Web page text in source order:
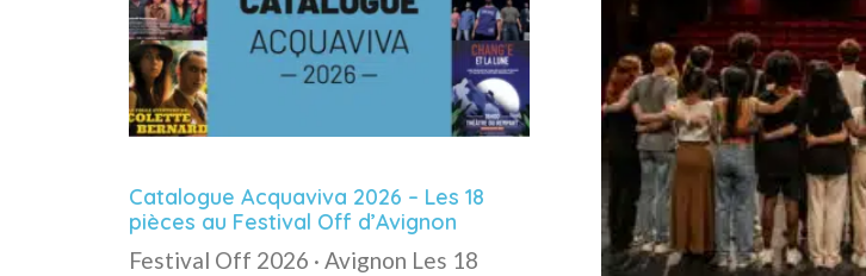
Catalogue Acquaviva 2026 – Les 18
pièces au Festival Off d’Avignon
Festival Off 2026 · Avignon Les 18